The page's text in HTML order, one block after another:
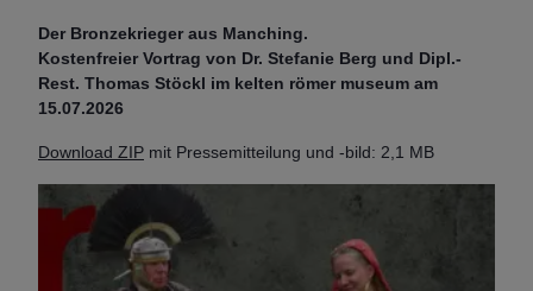
Der Bronzekrieger aus Manching.
Kostenfreier Vortrag von Dr. Stefanie Berg und Dipl.-
Rest. Thomas Stöckl im kelten römer museum am
15.07.2026
Download ZIP mit Pressemitteilung und -bild: 2,1 MB